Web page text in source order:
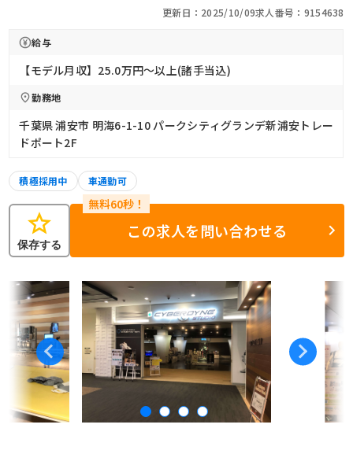
更新日：2025/10/09求人番号：9154638
給与
【モデル月収】25.0万円〜以上(諸手当込)
勤務地
千葉県 浦安市 明海6-1-10 パークシティグランデ新浦安トレー
ドポート2F
積極採用中 車通勤可
star
保存する
この求人を問い合わせる